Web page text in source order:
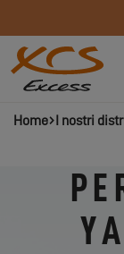
Home I nostri